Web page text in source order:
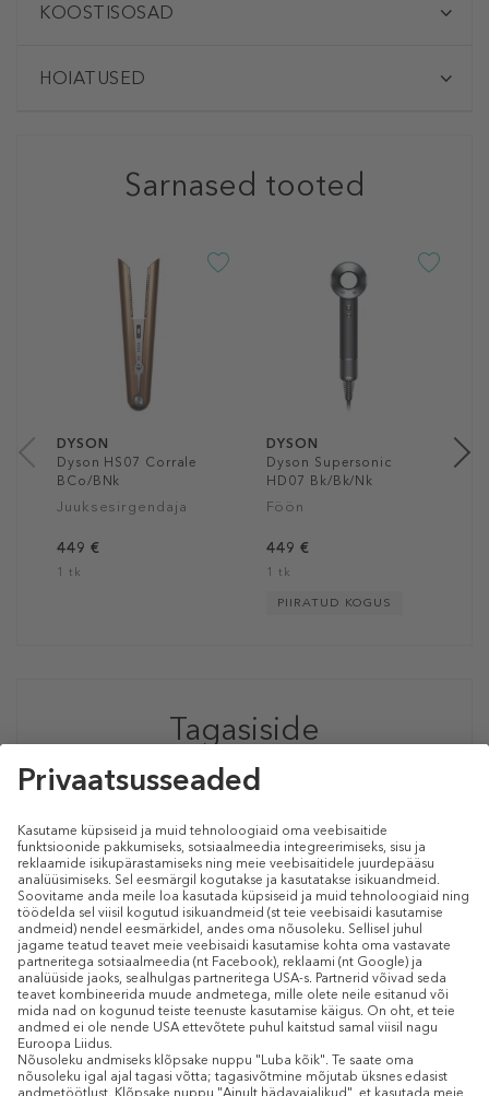
KOOSTISOSAD
HOIATUSED
Sarnased tooted
DYSON
Dyson HS07 Corrale
BCo/BNk
Juuksesirgendaja
449 €
1 tk
DYSON
Dyson Supersonic
HD07 Bk/Bk/Nk
Föön
449 €
1 tk
PIIRATUD KOGUS
Tagasiside